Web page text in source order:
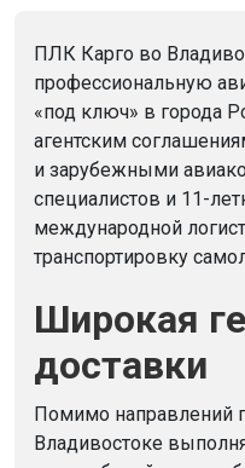
ПЛК Карго во
профессиональную
«под ключ» в города
агентским
и зарубежными
специалистов и 11-
международной
транспортировку
Широкая
доставки
Помимо направлений
Владивостоке